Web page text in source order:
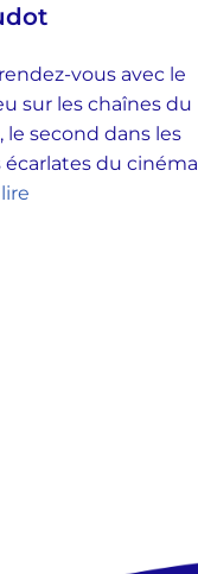
vous avec le
sur les chaînes du
le second dans les
écarlates du cinéma